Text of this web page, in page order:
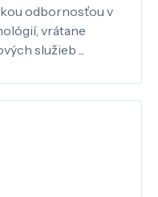
odbornosťou v
vrátane
služieb ...